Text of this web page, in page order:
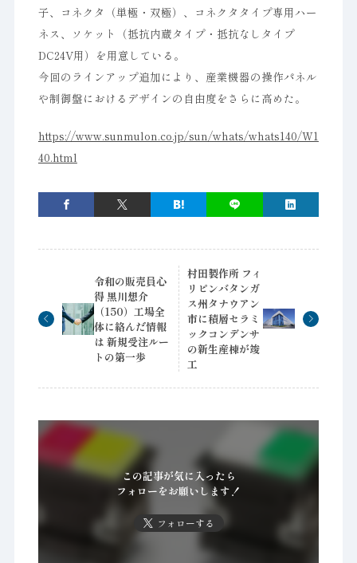
子、コネクタ（単極・双極）、コネクタタイプ専用ハー
ネス、ソケット（抵抗内蔵タイプ・抵抗なしタイプ
DC24V用）を用意している。
今回のラインアップ追加により、産業機器の操作パネル
や制御盤におけるデザインの自由度をさらに高めた。
https://www.sunmulon.co.jp/sun/whats/whats140/W1
40.html
令和の販売員心
得 黒川想介
（150）工場全
体に絡んだ情報
は 新規受注ルー
トの第一歩
村田製作所 フィ
リピンバタンガ
ス州タナウアン
市に積層セラミ
ックコンデンサ
の新生産棟が竣
工
この記事が気に入ったら
フォローをお願いします！
フォローする